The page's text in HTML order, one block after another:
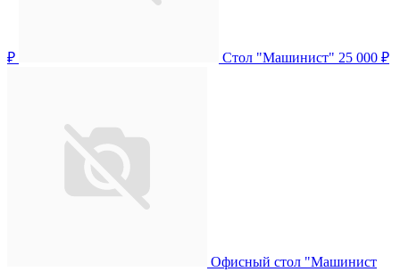
₽ Стол "Машинист" 25 000 ₽
Офисный стол "Машинист